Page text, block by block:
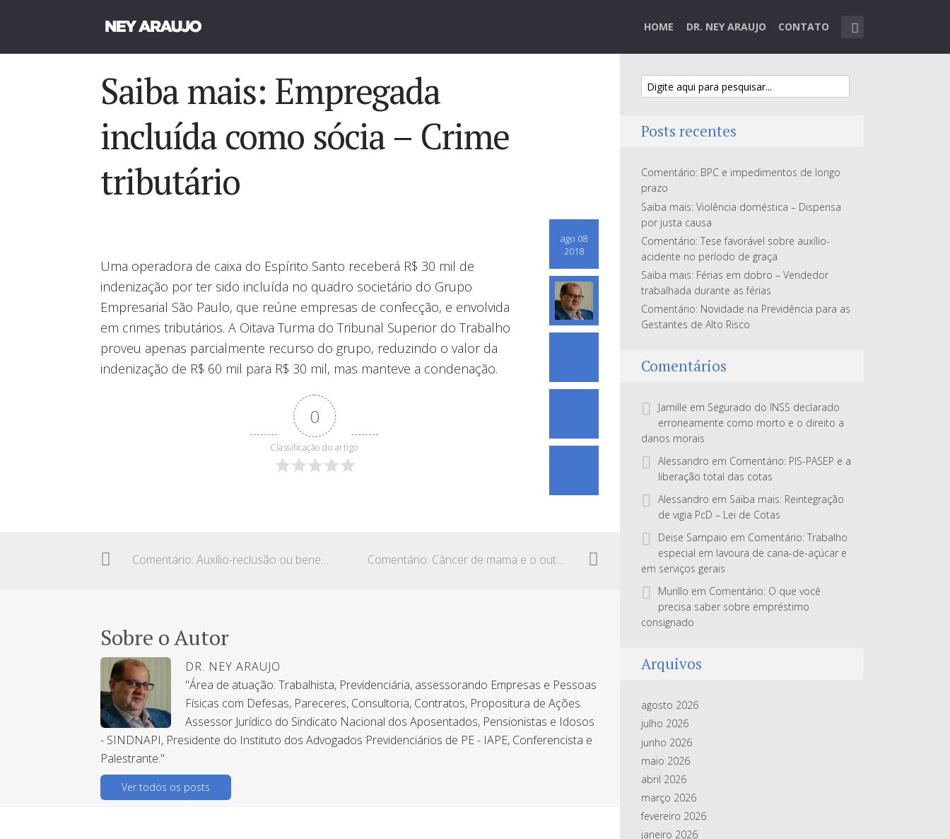
HOME DR. NEY ARAUJO CONTATO
Saiba mais: Empregada
incluída como sócia – Crime
tributário
ago 08
2018
Uma operadora de caixa do Espírito Santo receberá R$ 30 mil de
indenização por ter sido incluída no quadro societário do Grupo
Empresarial São Paulo, que reúne empresas de confecção, e envolvida
em crimes tributários. A Oitava Turma do Tribunal Superior do Trabalho
proveu apenas parcialmente recurso do grupo, reduzindo o valor da
indenização de R$ 60 mil para R$ 30 mil, mas manteve a condenação.
0
Classificação do artigo
Comentário: Auxílio-reclusão ou benefício mais vantajoso Comentário: Câncer de mama e o outubro rosa
Sobre o Autor
DR. NEY ARAUJO
"Área de atuação: Trabalhista, Previdenciária, assessorando Empresas e Pessoas
Físicas com Defesas, Pareceres, Consultoria, Contratos, Propositura de Ações.
Assessor Jurídico do Sindicato Nacional dos Aposentados, Pensionistas e Idosos
- SINDNAPI, Presidente do Instituto dos Advogados Previdenciários de PE - IAPE, Conferencista e
Palestrante."
Ver todos os posts
Posts recentes
Comentário: BPC e impedimentos de longo
prazo
Saiba mais: Violência doméstica – Dispensa
por justa causa
Comentário: Tese favorável sobre auxílio-
acidente no período de graça
Saiba mais: Férias em dobro – Vendedor
trabalhada durante as férias
Comentário: Novidade na Previdência para as
Gestantes de Alto Risco
Comentários
Jamille em Segurado do INSS declarado
erroneamente como morto e o direito a
danos morais
Alessandro em Comentário: PIS-PASEP e a
liberação total das cotas
Alessandro em Saiba mais: Reintegração
de vigia PcD – Lei de Cotas
Deise Sampaio em Comentário: Trabalho
especial em lavoura de cana-de-açúcar e
em serviços gerais
Murillo em Comentário: O que você
precisa saber sobre empréstimo
consignado
Arquivos
agosto 2026
julho 2026
junho 2026
maio 2026
abril 2026
março 2026
fevereiro 2026
janeiro 2026